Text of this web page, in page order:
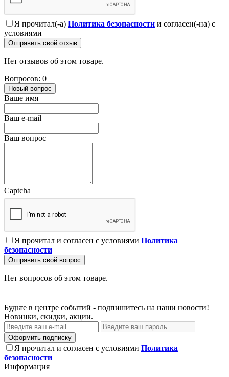
Я прочитал(-а) Политика безопасности и согласен(-на) с
условиями
Отправить свой отзыв
Нет отзывов об этом товаре.
Вопросов: 0
Новый вопрос
Ваше имя
Ваш e-mail
Ваш вопрос
Captcha
Я прочитал и согласен с условиями Политика
безопасности
Отправить свой вопрос
Нет вопросов об этом товаре.
Будьте в центре событий - подпишитесь на наши новости!
Новинки, скидки, акции.
Оформить подписку
Я прочитал и согласен с условиями Политика
безопасности
Информация